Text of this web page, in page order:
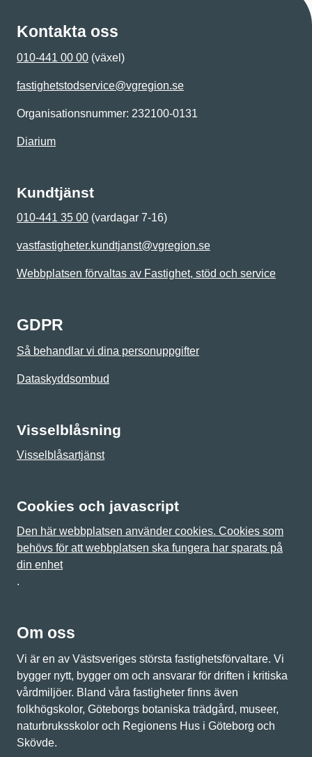
Kontakta oss
010-441 00 00 (växel)
fastighetstodservice@vgregion.se
Organisationsnummer: 232100-0131
Diarium
Kundtjänst
010-441 35 00 (vardagar 7-16)
vastfastigheter.kundtjanst@vgregion.se
Webbplatsen förvaltas av Fastighet, stöd och service
GDPR
Så behandlar vi dina personuppgifter
Dataskyddsombud
Visselblåsning
Visselblåsartjänst
Cookies och javascript
Den här webbplatsen använder cookies. Cookies som
behövs för att webbplatsen ska fungera har sparats på
din enhet
.
Om oss
Vi är en av Västsveriges största fastighetsförvaltare. Vi
bygger nytt, bygger om och ansvarar för driften i kritiska
vårdmiljöer. Bland våra fastigheter finns även
folkhögskolor, Göteborgs botaniska trädgård, museer,
naturbruksskolor och Regionens Hus i Göteborg och
Skövde.